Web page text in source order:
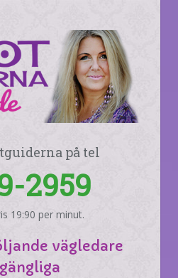
på tel
2959
19:90 per minut.
vägledare